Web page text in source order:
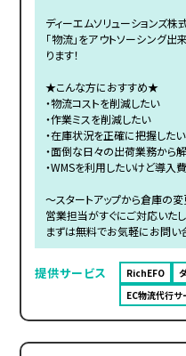
ディーエムソリューションズ株
「物流」をアウトソーシング
ります！
★こんな方におすすめ★
・物流コストを削減したい
・作業ミスを削減したい
・在庫状況を正確に把握したい
・面倒な日々の出荷業務から
・WMSを利用したいけど導入
～スタートアップから倉庫の
営業担当がすぐにご対応いたし
まずは無料でお気軽にお問い
提供サービス RichEFO
EC物流代行サ